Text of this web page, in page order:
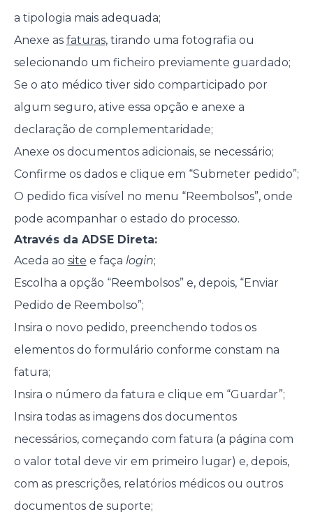
a tipologia mais adequada;
Anexe as faturas, tirando uma fotografia ou
selecionando um ficheiro previamente guardado;
Se o ato médico tiver sido comparticipado por
algum seguro, ative essa opção e anexe a
declaração de complementaridade;
Anexe os documentos adicionais, se necessário;
Confirme os dados e clique em “Submeter pedido”;
O pedido fica visível no menu “Reembolsos”, onde
pode acompanhar o estado do processo.
Através da ADSE Direta:
Aceda ao site e faça login;
Escolha a opção “Reembolsos” e, depois, “Enviar
Pedido de Reembolso”;
Insira o novo pedido, preenchendo todos os
elementos do formulário conforme constam na
fatura;
Insira o número da fatura e clique em “Guardar”;
Insira todas as imagens dos documentos
necessários, começando com fatura (a página com
o valor total deve vir em primeiro lugar) e, depois,
com as prescrições, relatórios médicos ou outros
documentos de suporte;